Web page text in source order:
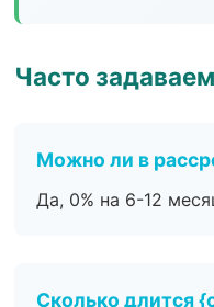
Часто
Можно ли в
Да, 0% на 6-12
Сколько длится